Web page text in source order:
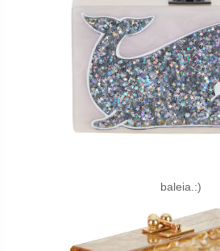
baleia.:)